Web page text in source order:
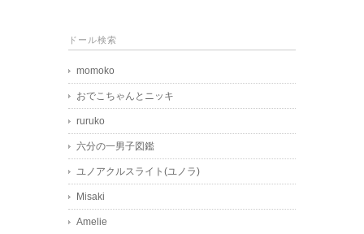
ドール検索
momoko
おでこちゃんとニッキ
ruruko
六分の一男子図鑑
ユノアクルスライト(ユノラ)
Misaki
Amelie